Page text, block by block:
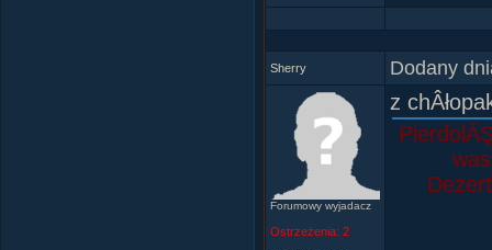
Dom
Kapitan i
Koala485
fanclub
SHR
Sherry Dodany
Forumowy wyjadacz
Ostrzeżenia: 2
z